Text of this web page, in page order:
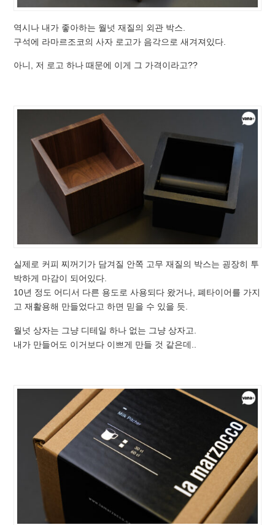
역시나 내가 좋아하는 월넛 재질의 외관 박스.
구석에 라마르조코의 사자 로고가 음각으로 새겨져있다.
아니, 저 로고 하나 때문에 이게 그 가격이라고??
실제로 커피 찌꺼기가 담겨질 안쪽 고무 재질의 박스는 굉장히 투
박하게 마감이 되어있다.
10년 정도 어디서 다른 용도로 사용되다 왔거나, 폐타이어를 가지
고 재활용해 만들었다고 하면 믿을 수 있을 듯.
월넛 상자는 그냥 디테일 하나 없는 그냥 상자고.
내가 만들어도 이거보다 이쁘게 만들 것 같은데..